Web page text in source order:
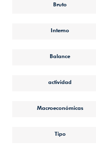
Bruto
Interno
Balance
actividad
Macroeconómicas
Tipo